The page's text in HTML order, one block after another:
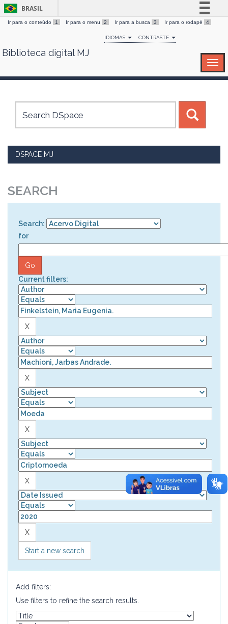
Skip
BRASIL
Simplifique!
Comunica BR
Canais
Ir para o conteúdo 1 Ir para o menu 2 Ir para a busca 3 Ir para o rodapé 4
IDIOMAS CONTRASTE
Biblioteca digital MJ
DSPACE MJ
SEARCH
Search:
for
Current filters:
Start a new search
Add filters:
Use filters to refine the search results.